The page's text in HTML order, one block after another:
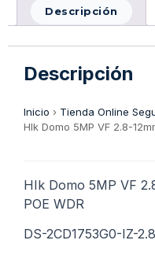
Descripción
Descripción
Inicio › Tienda Online
HIk Domo 5MP VF 2.8-
HIk Domo 5MP VF
POE WDR
DS-2CD1753G0-IZ-